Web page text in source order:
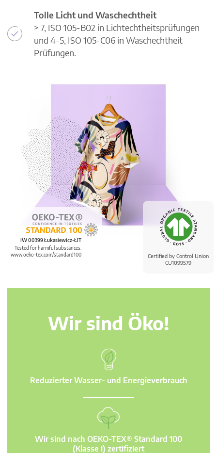
Certified by Control Union
CU1099579
IW 00399 Łukasiewicz-ŁIT
Tested for harmful substances.
www.oeko-tex.com/standard100
Tolle Licht und Waschechtheit
> 7, ISO 105-B02 in Lichtechtheitsprüfungen
und 4-5, ISO 105-C06 in Waschechtheit
Prüfungen.
Wir sind Öko!
Reduzierter Wasser- und Energieverbrauch
Wir sind nach OEKO-TEX® Standard 100
(Klasse I) zertifiziert